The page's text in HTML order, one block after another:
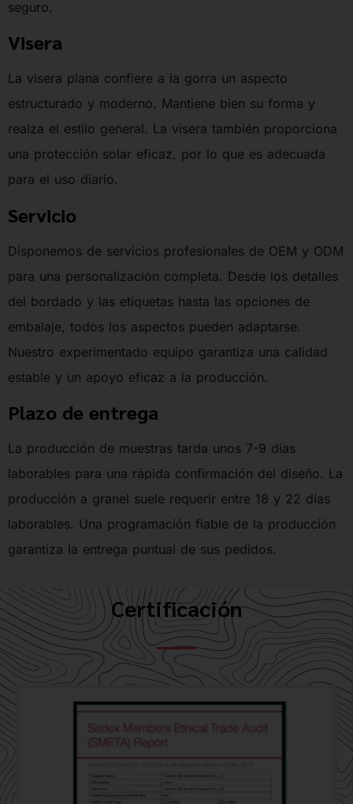
seguro.
Visera
La visera plana confiere a la gorra un aspecto
estructurado y moderno. Mantiene bien su forma y
realza el estilo general. La visera también proporciona
una protección solar eficaz, por lo que es adecuada
para el uso diario.
Servicio
Disponemos de servicios profesionales de OEM y ODM
para una personalización completa. Desde los detalles
del bordado y las etiquetas hasta las opciones de
embalaje, todos los aspectos pueden adaptarse.
Nuestro experimentado equipo garantiza una calidad
estable y un apoyo eficaz a la producción.
Plazo de entrega
La producción de muestras tarda unos 7-9 días
laborables para una rápida confirmación del diseño. La
producción a granel suele requerir entre 18 y 22 días
laborables. Una programación fiable de la producción
garantiza la entrega puntual de sus pedidos.
Certificación